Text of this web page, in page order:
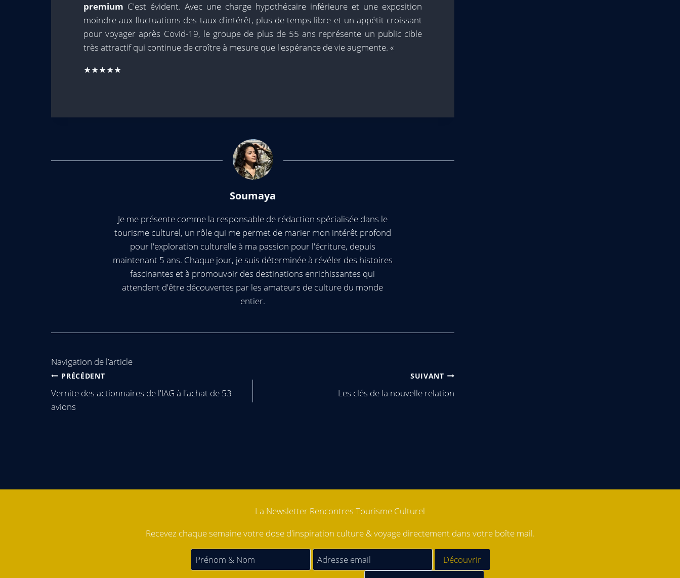
premium C'est évident. Avec une charge hypothécaire inférieure et une exposition
moindre aux fluctuations des taux d'intérêt, plus de temps libre et un appétit croissant
pour voyager après Covid-19, le groupe de plus de 55 ans représente un public cible
très attractif qui continue de croître à mesure que l'espérance de vie augmente. «
★★★★★
Soumaya
Je me présente comme la responsable de rédaction spécialisée dans le
tourisme culturel, un rôle qui me permet de marier mon intérêt profond
pour l'exploration culturelle à ma passion pour l'écriture, depuis
maintenant 5 ans. Chaque jour, je suis déterminée à révéler des histoires
fascinantes et à promouvoir des destinations enrichissantes qui
attendent d'être découvertes par les amateurs de culture du monde
entier.
Navigation de l’article
PRÉCÉDENT
Vernite des actionnaires de l'IAG à l'achat de 53
avions
SUIVANT
Les clés de la nouvelle relation
La Newsletter Rencontres Tourisme Culturel
Recevez chaque semaine votre dose d'inspiration culture & voyage directement dans votre boîte mail.